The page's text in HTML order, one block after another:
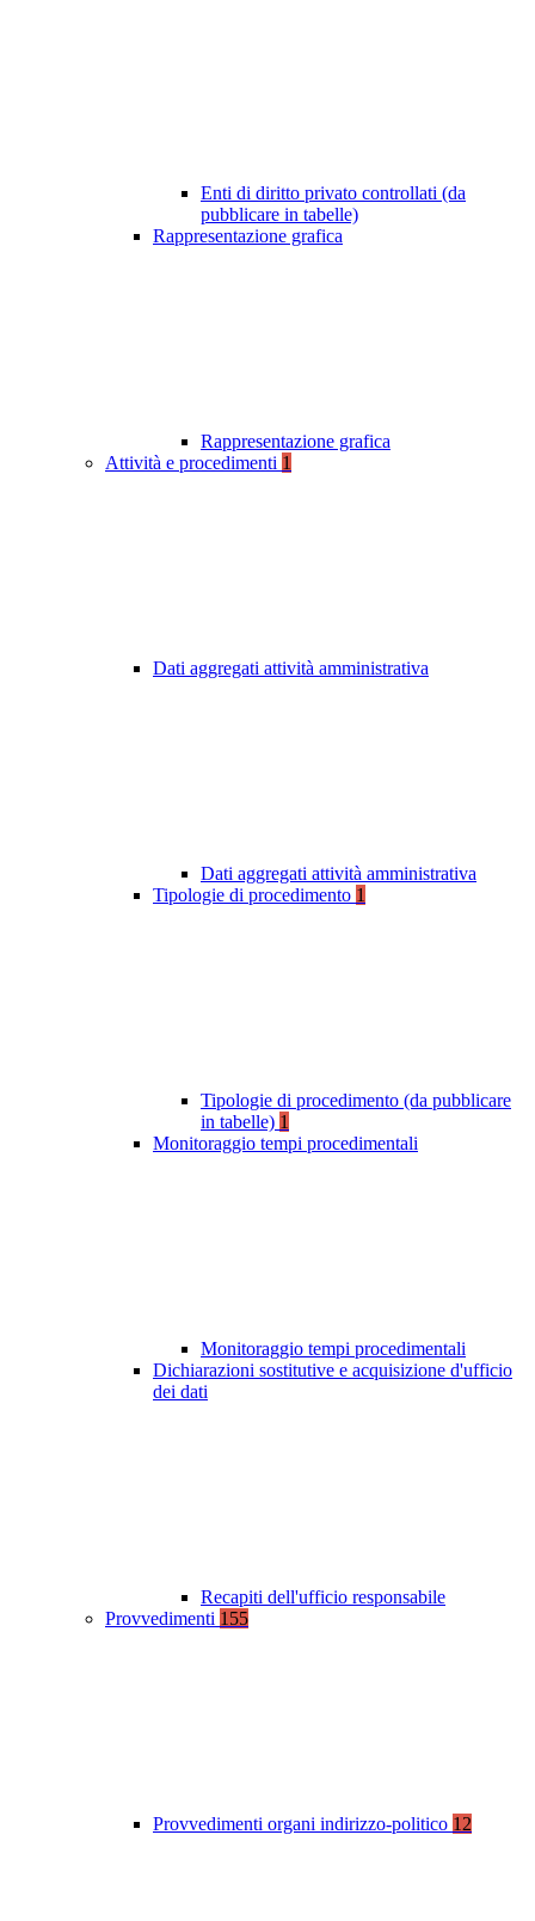
Enti di diritto privato controllati (da
pubblicare in tabelle)
Rappresentazione grafica
Rappresentazione grafica
Attività e procedimenti 1
Dati aggregati attività amministrativa
Dati aggregati attività amministrativa
Tipologie di procedimento 1
Tipologie di procedimento (da pubblicare
in tabelle) 1
Monitoraggio tempi procedimentali
Monitoraggio tempi procedimentali
Dichiarazioni sostitutive e acquisizione d'ufficio
dei dati
Recapiti dell'ufficio responsabile
Provvedimenti 155
Provvedimenti organi indirizzo-politico 12